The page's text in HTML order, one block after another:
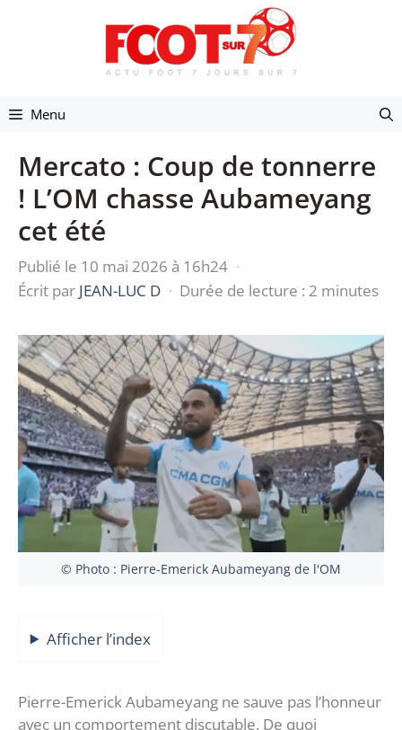
Menu
Mercato : Coup de tonnerre
! L’OM chasse Aubameyang
cet été
Publié le 10 mai 2026 à 16h24 ·
Écrit par JEAN-LUC D · Durée de lecture : 2 minutes
© Photo : Pierre-Emerick Aubameyang de l'OM
Afficher l’index
Pierre-Emerick Aubameyang ne sauve pas l’honneur
avec un comportement discutable. De quoi